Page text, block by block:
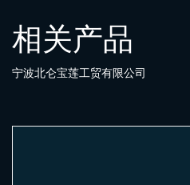
相关产品
宁波北仑宝莲工贸有限公司